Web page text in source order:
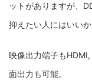
ットがありますが、
抑えたい人にはいいか
映像出力端子も
面出力も可能。